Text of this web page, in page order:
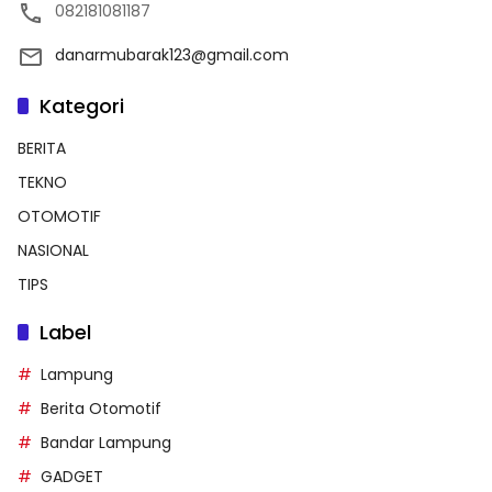
082181081187
danarmubarak123@gmail.com
Kategori
BERITA
TEKNO
OTOMOTIF
NASIONAL
TIPS
Label
Lampung
Berita Otomotif
Bandar Lampung
GADGET